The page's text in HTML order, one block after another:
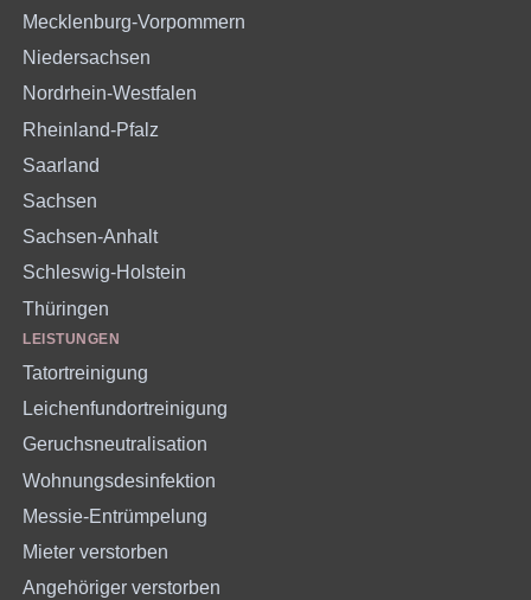
Mecklenburg-Vorpommern
Niedersachsen
Nordrhein-Westfalen
Rheinland-Pfalz
Saarland
Sachsen
Sachsen-Anhalt
Schleswig-Holstein
Thüringen
LEISTUNGEN
Tatortreinigung
Leichenfundortreinigung
Geruchsneutralisation
Wohnungsdesinfektion
Messie-Entrümpelung
Mieter verstorben
Angehöriger verstorben